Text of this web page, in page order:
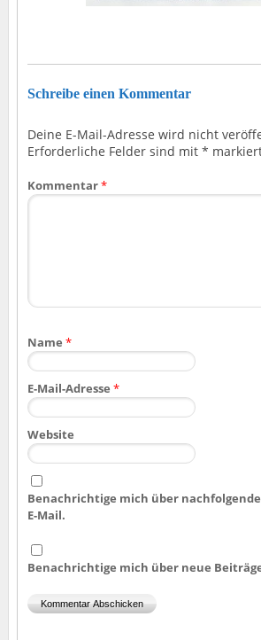
Schreibe einen Kommentar
Deine E-Mail-Adresse wird nicht
Erforderliche Felder sind mit *
Kommentar*
Name *
E-Mail-Adresse *
Website
Benachrichtige mich über
E-Mail.
Benachrichtige mich über neue